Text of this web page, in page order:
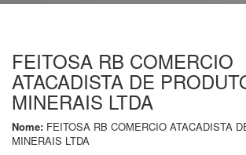
FEITOSA RB COMERCIO
ATACADISTA DE
MINERAIS LTDA
Nome: FEITOSA RB COMERCIO ATACADISTA
MINERAIS LTDA